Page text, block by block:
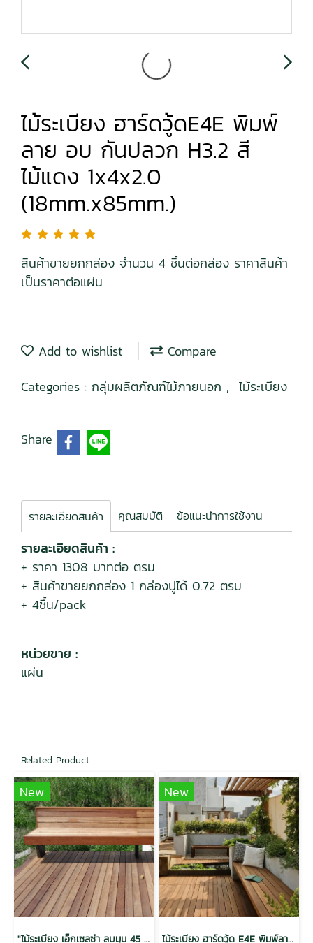
ไม้ระเบียง ฮาร์ดวู้ดE4E พิมพ์
ลาย อบ กันปลวก H3.2 สี
ไม้แดง 1x4x2.0
(18mm.x85mm.)
สินค้าขายยกกล่อง จำนวน 4 ชิ้นต่อกล่อง ราคาสินค้า
เป็นราคาต่อแผ่น
Add to wishlist
Compare
Categories : กลุ่มผลิตภัณฑ์ไม้ภายนอก , ไม้ระเบียง
Share
รายละเอียดสินค้า คุณสมบัติ ข้อแนะนำการใช้งาน
รายละเอียดสินค้า :
+ ราคา 1308 บาทต่อ ตรม
+ สินค้าขายยกกล่อง 1 กล่องปูได้ 0.72 ตรม
+ 4ชื้น/pack
หน่วยขาย :
แผ่น
Related Product
New
"ไม้ระเบียง เอ็กเซลซ่า ลบมุม 45 ไม่พิมพ์ลาย อบ กันปลวก H3.2 1x4x3.0 (18mm.x85mm.)"
New
ไม้ระเบียง ฮาร์ดวู้ด E4E พิมพ์ลาย อบ กันปลวก H3.2 สีวอลนัท 1.5x6x2.0(28mm.x130mm.)